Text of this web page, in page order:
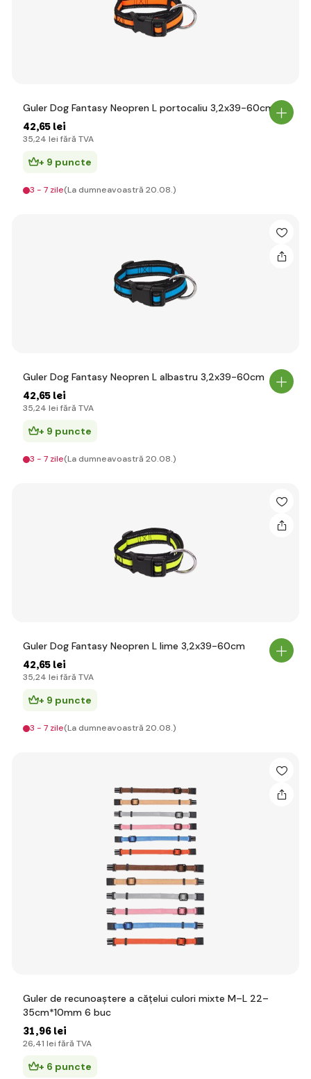
Guler Dog Fantasy Neopren L portocaliu 3,2x39-60cm
42,65 lei
35,24 lei fără TVA
+ 9 puncte
3 - 7 zile(La dumneavoastră 20.08.)
Guler Dog Fantasy Neopren L albastru 3,2x39-60cm
42,65 lei
35,24 lei fără TVA
+ 9 puncte
3 - 7 zile(La dumneavoastră 20.08.)
Guler Dog Fantasy Neopren L lime 3,2x39-60cm
42,65 lei
35,24 lei fără TVA
+ 9 puncte
3 - 7 zile(La dumneavoastră 20.08.)
Guler de recunoaștere a cățelui culori mixte M–L 22–
35cm*10mm 6 buc
31,96 lei
26,41 lei fără TVA
+ 6 puncte